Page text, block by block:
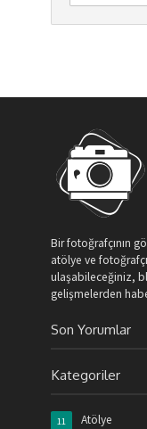
Bir fotoğrafçının
atölye ve
ulaşabileceğiniz,
gelişmelerden
Son Yorumlar
Kategoriler
Atölye
11